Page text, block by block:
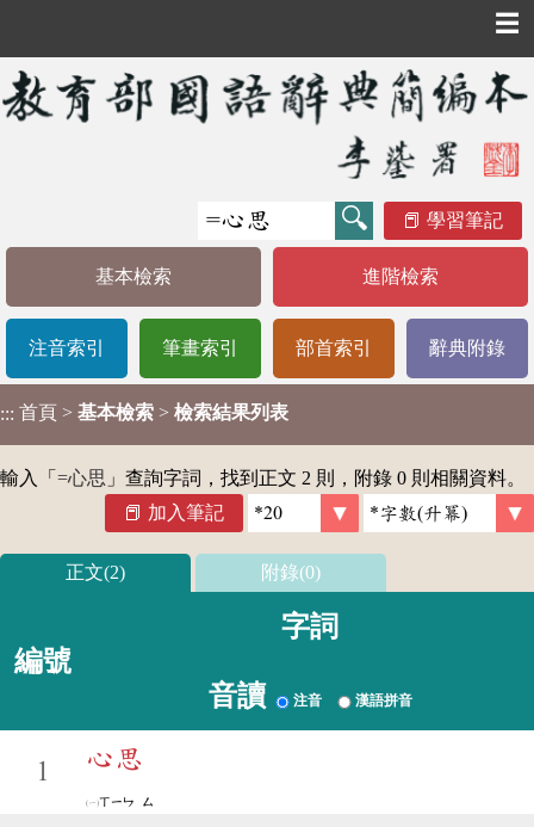
☰
學習筆記
基本檢索 進階檢索
注音索引 筆畫索引 部首索引 辭典附錄
::: 首頁 > 基本檢索 > 檢索結果列表
輸入「 =心思 」查詢字詞，找到正文 2 則，附錄 0 則相關資料。
加入筆記
正文(2) 附錄(0)
編號
字詞
音讀 注音 漢語拼音
1 心思
ㄒㄧㄣ ㄙ